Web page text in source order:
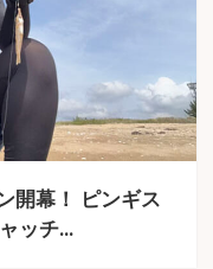
開幕！ ピンギス
ッチ…